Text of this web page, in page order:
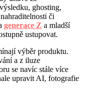
ghosting,
či
generace Z a mladší
ustupovat.
výběr produktu.
a z iluze
se navíc stále více
upravit AI, fotografie